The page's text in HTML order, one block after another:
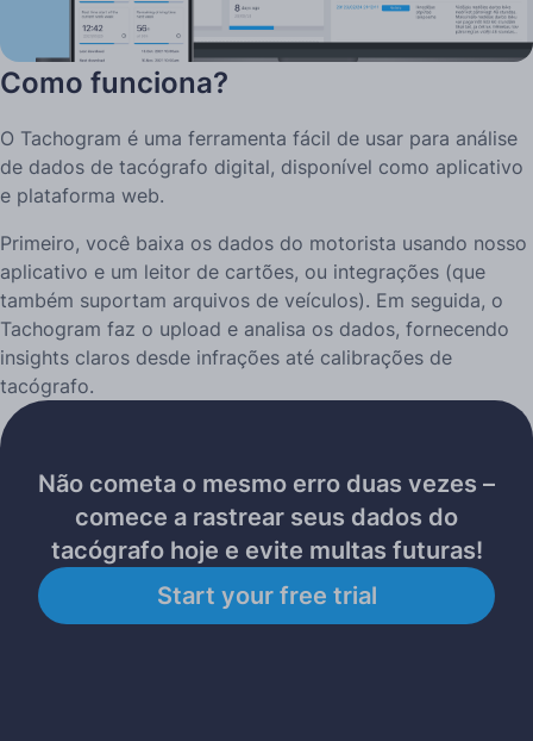
Como funciona?
O Tachogram é uma ferramenta fácil de usar para análise
de dados de tacógrafo digital, disponível como aplicativo
e plataforma web.
Primeiro, você baixa os dados do motorista usando nosso
aplicativo e um leitor de cartões, ou integrações (que
também suportam arquivos de veículos). Em seguida, o
Tachogram faz o upload e analisa os dados, fornecendo
insights claros desde infrações até calibrações de
tacógrafo.
Não cometa o mesmo erro duas vezes –
comece a rastrear seus dados do
tacógrafo hoje e evite multas futuras!
Start your free trial